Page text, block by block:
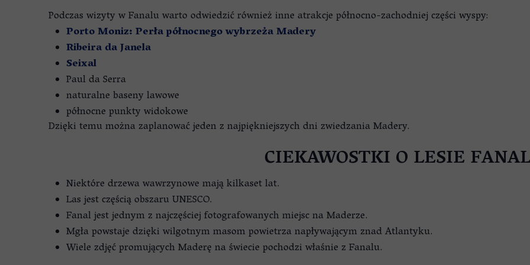
Podczas wizyty w Fanalu warto odwiedzić również inne atrakcje północno-zachodniej części wyspy:
Porto Moniz: Perła północnego wybrzeża Madery
Ribeira da Janela
Seixal
Paul da Serra
naturalne baseny lawowe
północne punkty widokowe
Dzięki temu można zaplanować jeden z najpiękniejszych dni zwiedzania Madery.
CIEKAWOSTKI O LESIE FANAL
Niektóre drzewa wawrzynowe mają kilkaset lat.
Las jest częścią obszaru UNESCO.
Fanal jest jednym z najczęściej fotografowanych miejsc na Maderze.
Mgła powstaje dzięki wilgotnym masom powietrza napływającym znad Atlantyku.
Wiele zdjęć promujących Maderę na świecie pochodzi właśnie z Fanalu.